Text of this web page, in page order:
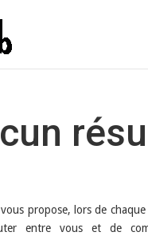
vous propose, lors de
entre vous et de